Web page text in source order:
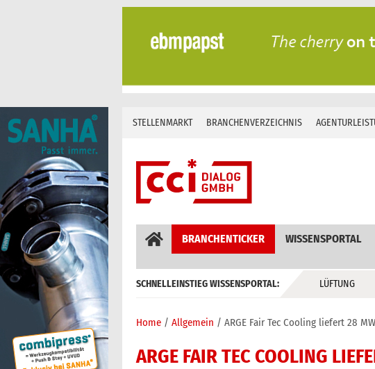
Skip
content
STELLENMARKT BRANCHENVERZEICHNIS
BRANCHENTICKER WISSENSPORTAL
SCHNELLEINSTIEG WISSENSPORTAL: LÜFTUNG
Home Allgemein ARGE Fair Tec Cooling liefert 28
ARGE FAIR TEC COOLING